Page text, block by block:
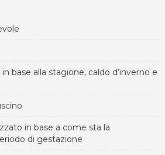
base alla stagione, caldo d’inverno e
in base a come sta la
di gestazione